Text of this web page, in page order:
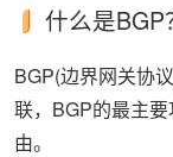
什么是BGP
BGP(边界网关协
联，BGP的最主
由。